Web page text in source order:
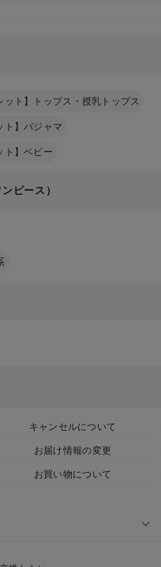
ット】トップス・授乳トップス
ト】パジャマ
ト】ベビー
ピース）
キャンセルについて
お届け情報の変更
お買い物について